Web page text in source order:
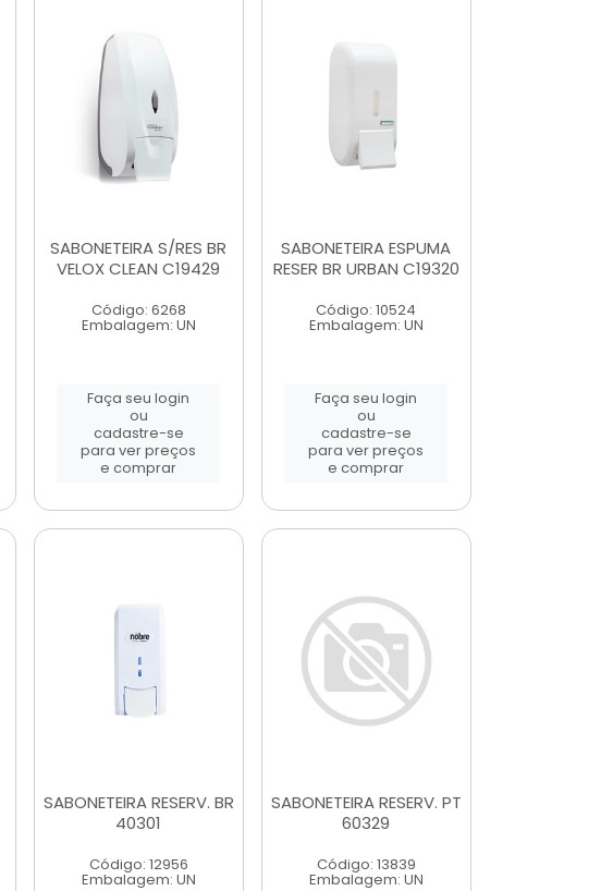
SABONETEIRA S/RES BR
VELOX CLEAN C19429
Código: 6268
Embalagem: UN
Faça seu login
ou
cadastre-se
para ver preços
e comprar
SABONETEIRA ESPUMA
RESER BR URBAN C19320
Código: 10524
Embalagem: UN
Faça seu login
ou
cadastre-se
para ver preços
e comprar
SABONETEIRA RESERV. BR
40301
Código: 12956
Embalagem: UN
SABONETEIRA RESERV. PT
60329
Código: 13839
Embalagem: UN